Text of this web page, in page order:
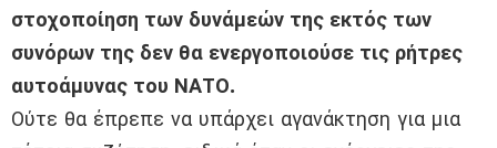
στοχοποίηση των δυνάμεών της εκτός των
συνόρων της δεν θα ενεργοποιούσε τις ρήτρες
αυτοάμυνας του ΝΑΤΟ.
Ούτε θα έπρεπε να υπάρχει αγανάκτηση για μια